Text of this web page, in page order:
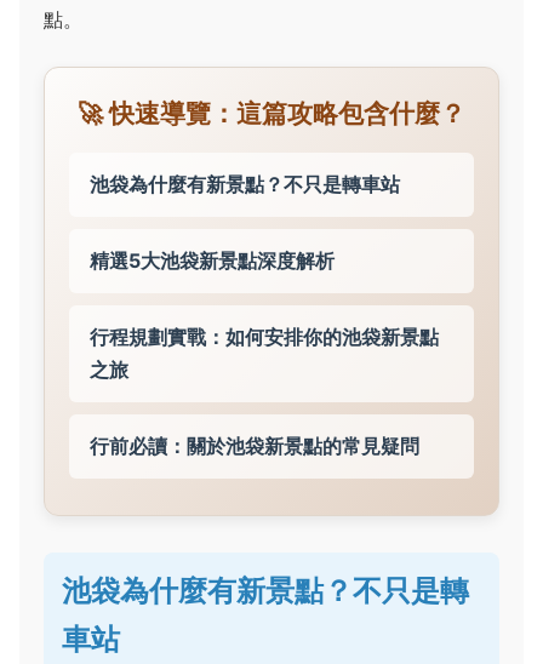
點。
🚀 快速導覽：這篇攻略包含什麼？
池袋為什麼有新景點？不只是轉車站
精選5大池袋新景點深度解析
行程規劃實戰：如何安排你的池袋新景點
之旅
行前必讀：關於池袋新景點的常見疑問
池袋為什麼有新景點？不只是轉
車站